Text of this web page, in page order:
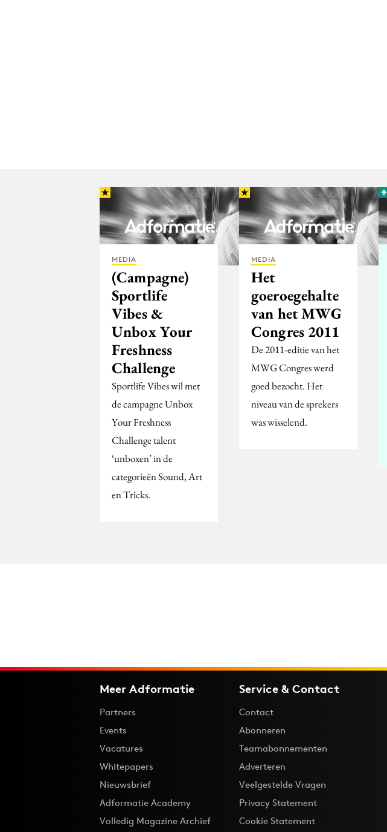
MEDIA
(Campagne)
Sportlife
Vibes &
Unbox Your
Freshness
Challenge
Sportlife Vibes wil met
de campagne Unbox
Your Freshness
Challenge talent
‘unboxen’ in de
categorieën Sound, Art
en Tricks.
MEDIA
Het
goeroegehalte
van het MWG
Congres 2011
De 2011-editie van het
MWG Congres werd
goed bezocht. Het
niveau van de sprekers
was wisselend.
Meer Adformatie
Partners
Events
Vacatures
Whitepapers
Nieuwsbrief
Adformatie Academy
Volledig Magazine Archief
Service & Contact
Contact
Abonneren
Teamabonnementen
Adverteren
Veelgestelde Vragen
Privacy Statement
Cookie Statement